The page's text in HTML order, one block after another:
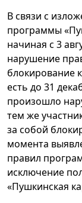
В связи с
программы
начиная с 3
нарушение
блокирование
есть до 31
произошло
тем же
за собой
момента
правил
исключение
«Пушкинская